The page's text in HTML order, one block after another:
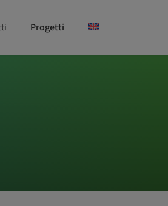
Progetti